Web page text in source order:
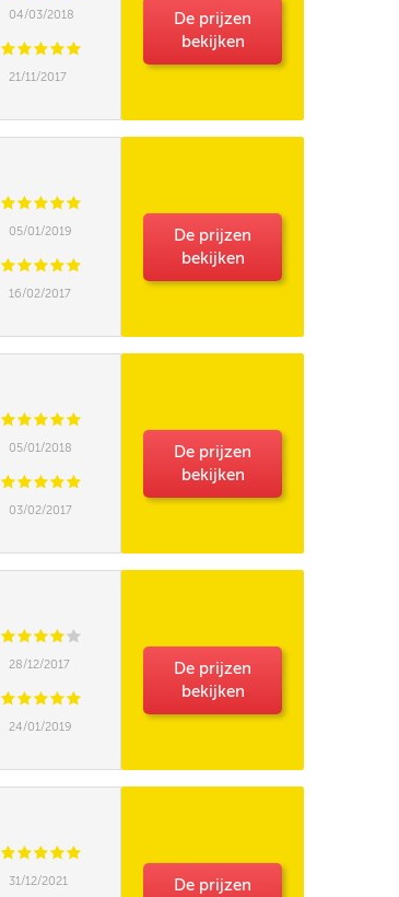
04/03/2018
CCCCC
21/11/2017
De prijzen
bekijken
CCCCC
05/01/2019
CCCCC
16/02/2017
De prijzen
bekijken
CCCCC
05/01/2018
CCCCC
03/02/2017
De prijzen
bekijken
CCCC C
28/12/2017
CCCCC
24/01/2019
De prijzen
bekijken
CCCCC
31/12/2021
De prijzen